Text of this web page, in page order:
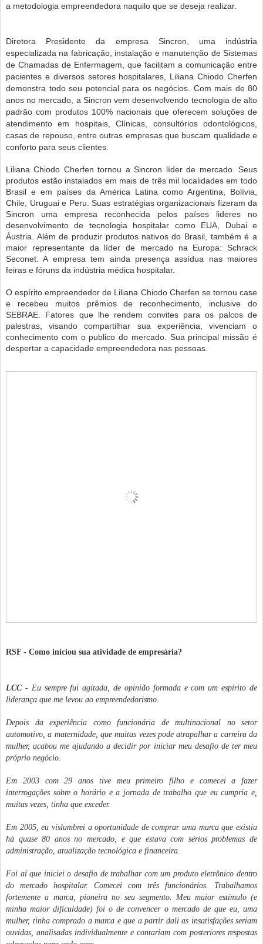
a metodologia empreendedora naquilo que se deseja realizar.
Diretora Presidente da empresa Sincron, uma indústria
especializada na fabricação, instalação e manutenção de Sistemas
de Chamadas de Enfermagem, que facilitam a comunicação entre
pacientes e diversos setores hospitalares, Liliana Chiodo Cherfen
demonstra todo seu potencial para os negócios. Com mais de 80
anos no mercado, a Sincron vem desenvolvendo tecnologia de alto
padrão com produtos 100% nacionais que oferecem soluções de
atendimento em hospitais, Clínicas, consultórios odontológicos,
casas de repouso, entre outras empresas que buscam qualidade e
conforto para seus clientes.
Liliana Chiodo Cherfen tornou a Sincron líder de mercado. Seus
produtos estão instalados em mais de três mil localidades em todo
Brasil e em países da América Latina como Argentina, Bolívia,
Chile, Uruguai e Peru. Suas estratégias organizacionais fizeram da
Sincron uma empresa reconhecida pelos países lideres no
desenvolvimento de tecnologia hospitalar como EUA, Dubai e
Áustria. Além de produzir produtos nativos do Brasil, também é a
maior representante da líder de mercado na Europa: Schrack
Seconet. A empresa tem ainda presença assídua nas maiores
feiras e fóruns da indústria médica hospitalar.
O espírito empreendedor de Liliana Chiodo Cherfen se tornou case
e recebeu muitos prêmios de reconhecimento, inclusive do
SEBRAE. Fatores que lhe rendem convites para os palcos de
palestras, visando compartilhar sua experiência, vivenciam o
conhecimento com o publico do mercado. Sua principal missão é
despertar a capacidade empreendedora nas pessoas.
RSF - Como iniciou sua atividade de empresária?
LCC- Eu sempre fui agitada, de opinião formada e com um espírito de
liderança que me levou ao empreendedorismo.
Depois da experiência como funcionária de multinacional no setor
automotivo, a maternidade, que muitas vezes pode atrapalhar a carreira da
mulher, acabou me ajudando a decidir por iniciar meu desafio de ter meu
próprio negócio.
Em 2003 com 29 anos tive meu primeiro filho e comecei a fazer
interrogações sobre o horário e a jornada de trabalho que eu cumpria e,
muitas vezes, tinha que exceder.
Em 2005, eu vislumbrei a oportunidade de comprar uma marca que existia
há quase 80 anos no mercado, e que estava com sérios problemas de
administração, atualização tecnológica e financeira.
Foi aí que iniciei o desafio de trabalhar com um produto eletrônico dentro
do mercado hospitalar. Comecei com três funcionários. Trabalhamos
fortemente a marca, pioneira no seu segmento. Meu maior estímulo (e
minha maior dificuldade) foi o de convencer o mercado de que eu, uma
mulher, tinha comprado a marca e que a partir dali as insatisfações seriam
ouvidas, analisadas individualmente e contariam com posteriores respostas